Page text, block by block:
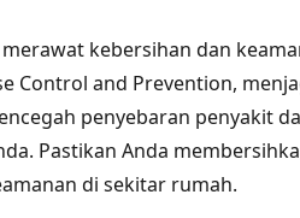
kebersihan dan
Control and Prevention,
penyebaran penyakit
Pastikan Anda
di sekitar rumah.